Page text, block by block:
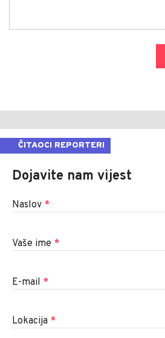
ČITAOCI REPORTERI
Dojavite nam vijest
Naslov *
Vaše ime *
E-mail *
Lokacija *